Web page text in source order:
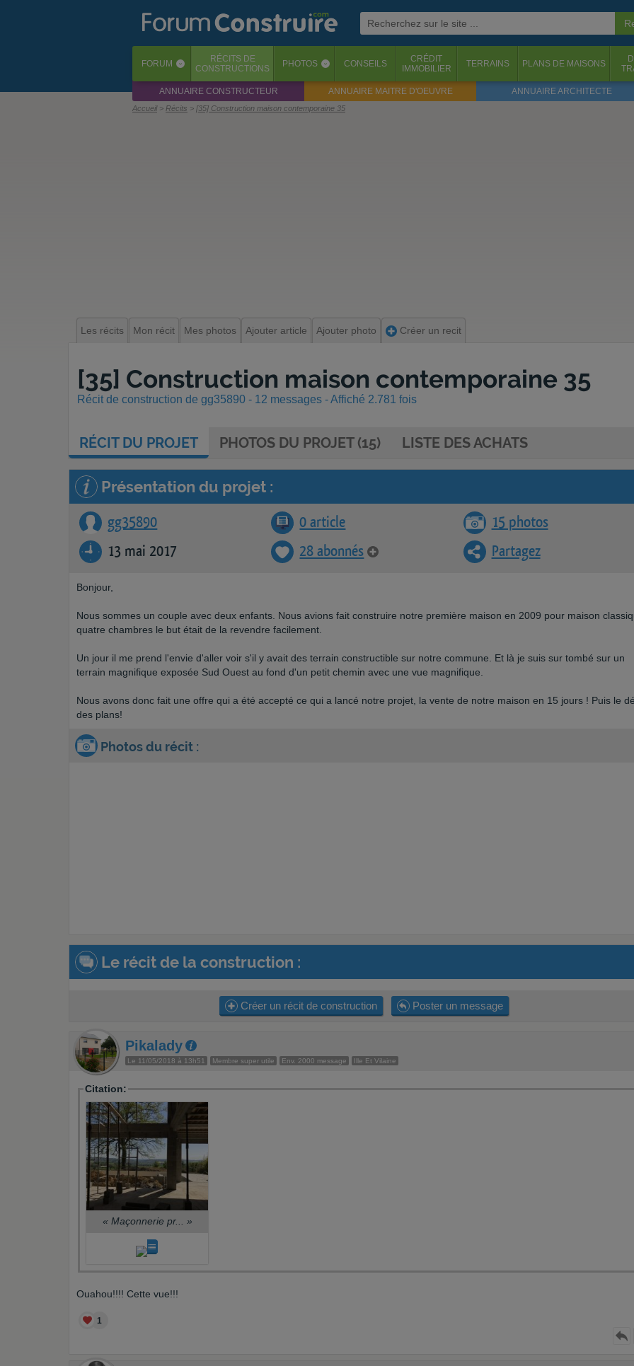
FORUM ‹ RÉCITS DE
CONSTRUCTIONS
PHOTOS ‹ CONSEILS
CRÉDIT
IMMOBILIER
TERRAINS PLANS DE MAISONS
ANNUAIRE CONSTRUCTEUR ANNUAIRE MAITRE D'OEUVRE ANNUAIRE ARCHITECTE
Accueil Récits [35] Construction maison contemporaine 35
Les récits Mon récit Mes photos Ajouter article Ajouter photo Créer un recit
[35] Construction maison contemporaine 35
Récit de construction de gg35890 - 12 messages - Affiché 2.781 fois
RÉCITDU PROJET PHOTOS DU PROJET (15) LISTE DES ACHATS
Présentation du projet :
gg35890 0 article
15 photos
13 mai 2017
28 abonnés Partagez
Bonjour,
Nous sommes un couple avec deux enfants. Nous avions fait construire notre première maison en 2009 pour maison
quatre chambres le but était de la revendre facilement.
Un jour il me prend l'envie d'aller voir s'il y avait des terrain constructible sur notre commune. Et là je suis sur tombé sur un
terrain magnifique exposée Sud Ouest au fond d'un petit chemin avec une vue magnifique.
Nous avons donc fait une offre qui a été accepté ce qui a lancé notre projet, la vente de notre maison en 15 jours ! Puis le
des plans!
Photos du récit :
Le récit de la construction :
Créer un récit de construction Poster un message
Pikalady
Le 11/05/2018 à 13h51 Membre super utile Env. 2000 message Ille Et Vilaine
Citation:
« Maçonnerie pr... »
Ouahou!!!! Cette vue!!!
1